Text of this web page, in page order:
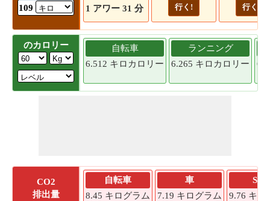
109
1 アワー 31 分 行く! 行く!
のカロリー
自転車
6.512 キロカロリー
ランニング
6.265 キロカロリー
CO2
排出量
自転車
8.45 キログラム
車
7.19 キログラム
SUV
9.76 キロ